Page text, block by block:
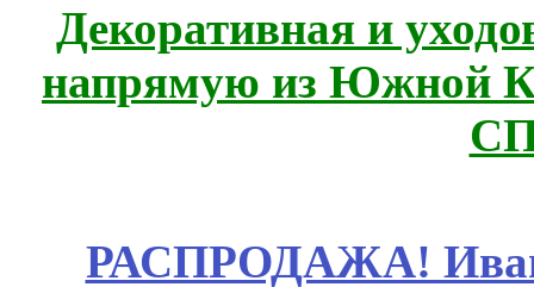
Декоративная и
напрямую из
РАСПРОДАЖА!